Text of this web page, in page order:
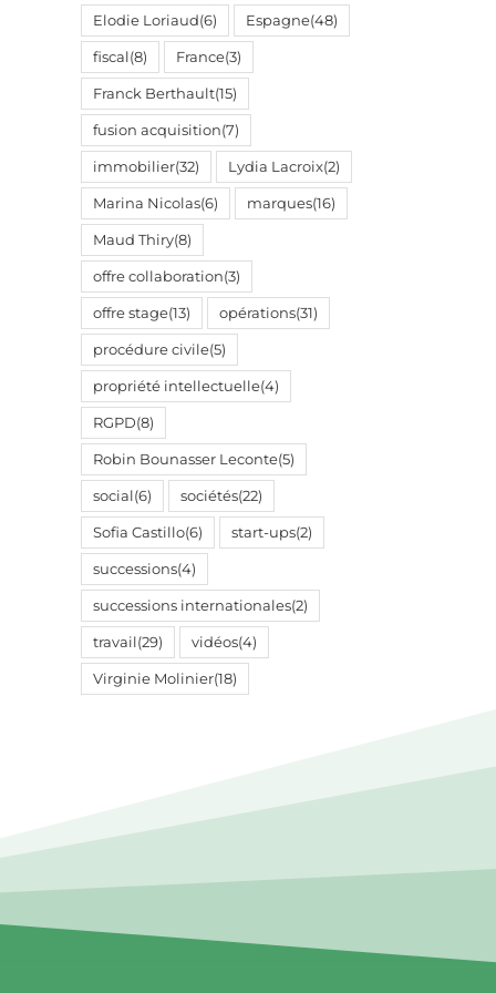
Elodie Loriaud(6) Espagne(48)
fiscal (8) France(3)
Franck Berthault(15)
fusion acquisition(7)
immobilier(32) Lydia Lacroix(2)
Marina Nicolas(6) marques(16)
Maud Thiry(8)
offre collaboration(3)
offre stage(13) opérations(31)
procédure civile(5)
propriété intellectuelle(4)
RGPD(8)
Robin Bounasser Leconte(5)
social (6) sociétés(22)
Sofia Castillo(6) start-ups(2)
successions(4)
successions internationales(2)
travail (29) vidéos(4)
Virginie Molinier(18)